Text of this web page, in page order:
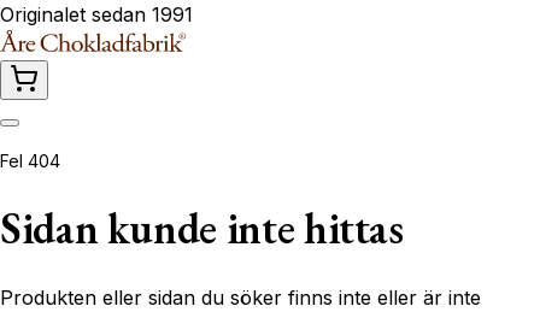
Originalet sedan 1991
Fel 404
Sidan kunde inte hittas
Produkten eller sidan du söker finns inte eller är inte